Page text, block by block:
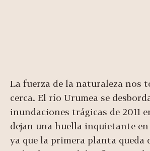
La fuerza de la naturaleza nos
cerca. El río Urumea se
inundaciones trágicas de 2011
dejan una huella inquietante
ya que la primera planta queda